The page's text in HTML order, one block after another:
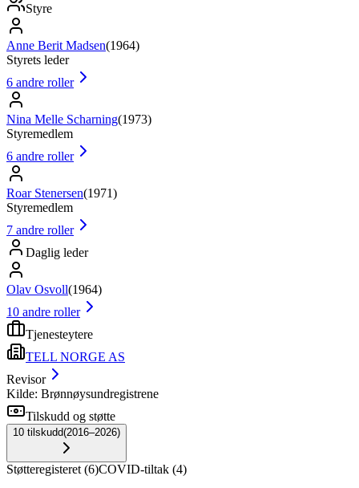
Styre
Anne Berit Madsen(1964)
Styrets leder
6 andre roller
Nina Melle Scharning(1973)
Styremedlem
6 andre roller
Roar Stenersen(1971)
Styremedlem
7 andre roller
Daglig leder
Olav Osvoll(1964)
10 andre roller
Tjenesteytere
TELL NORGE AS
Revisor
Kilde: Brønnøysundregistrene
Tilskudd og støtte
10 tilskudd(2016–2026)
Støtteregisteret (6)COVID-tiltak (4)